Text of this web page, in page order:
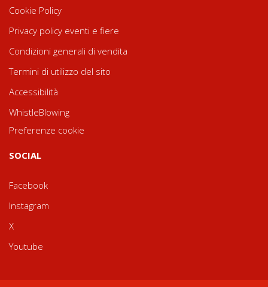
Cookie Policy
Privacy policy eventi e fiere
Condizioni generali di vendita
Termini di utilizzo del sito
Accessibilità
WhistleBlowing
Preferenze cookie
SOCIAL
Facebook
Instagram
X
Youtube